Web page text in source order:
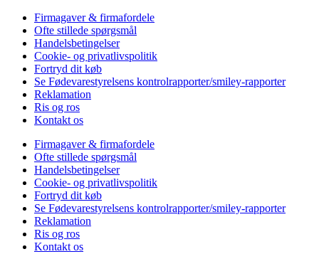
Firmagaver & firmafordele
Ofte stillede spørgsmål
Handelsbetingelser
Cookie- og privatlivspolitik
Fortryd dit køb
Se Fødevarestyrelsens kontrolrapporter/smiley-rapporter
Reklamation
Ris og ros
Kontakt os
Firmagaver & firmafordele
Ofte stillede spørgsmål
Handelsbetingelser
Cookie- og privatlivspolitik
Fortryd dit køb
Se Fødevarestyrelsens kontrolrapporter/smiley-rapporter
Reklamation
Ris og ros
Kontakt os